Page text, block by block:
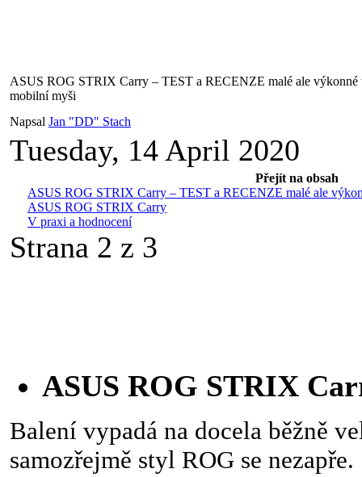
ASUS ROG STRIX Carry – TEST a RECENZE malé ale výkonné
mobilní myši
Napsal Jan "DD" Stach
Tuesday, 14 April 2020
Přejít na obsah
ASUS ROG STRIX Carry – TEST a RECENZE malé ale
ASUS ROG STRIX Carry
V praxi a hodnocení
Strana 2 z 3
ASUS ROG STRIX
Balení vypadá na docela běžně
samozřejmě styl ROG se nezapře.